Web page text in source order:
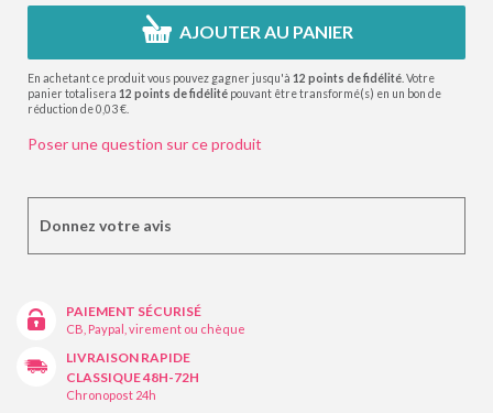
AJOUTER AU PANIER
En achetant ce produit vous pouvez gagner jusqu'à 12 points de fidélité . Votre
panier totalisera 12 points de fidélité pouvant être transformé(s) en un bon de
réduction de0,03 €
Poser une question sur ce produit
Donnez votre avis
PAIEMENT SÉCURISÉ
CB, Paypal, virement ou chèque
LIVRAISON RAPIDE
CLASSIQUE 48H-72H
Chronopost 24h